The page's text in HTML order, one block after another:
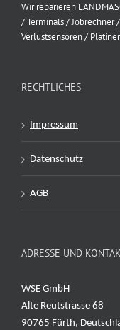
Wir reparieren
/ Terminals /
Verlustsensoren /
RECHTLICHES
Impressum
Datenschutz
AGB
ADRESSE UND
WSE GmbH
Alte Reutstrasse 68
90765 Fürth,